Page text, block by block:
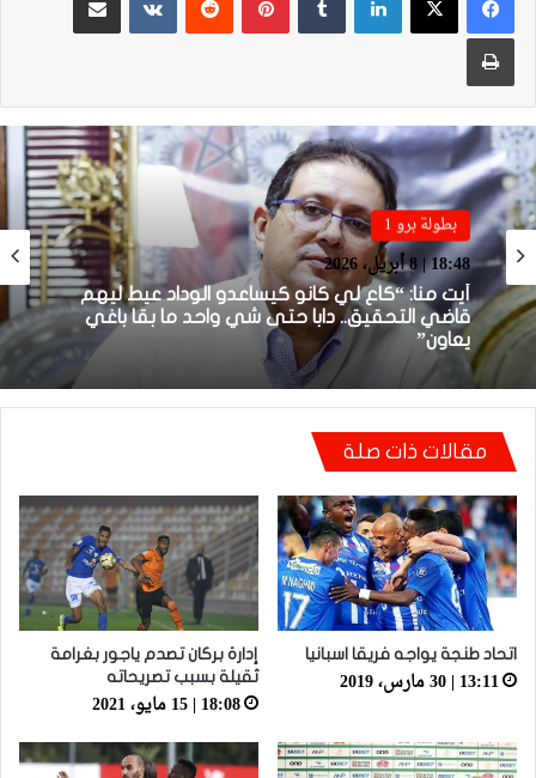
طباعة
بطولة برو 1
18:48 | 8 أبريل، 2026
أيت منا: “كاع لي كانو كيساعدو الوداد عيط ليهم
قاضي التحقيق.. دابا حتى شي واحد ما بقا باغي
يعاون”
بطولة برو 1
22:23 | 6 أبريل، 2026
توالي النتائج السلبية يلاحق الوداد الرياضي بعد
تعادل جديد أمام الدفاع الحسني الجديدي
مقالات ذات صلة
اتحاد طنجة يواجه فريقا اسبانيا
13:11 | 30 مارس، 2019
إدارة بركان تصدم ياجور بغرامة
ثقيلة بسبب تصريحاته
18:08 | 15 مايو، 2021